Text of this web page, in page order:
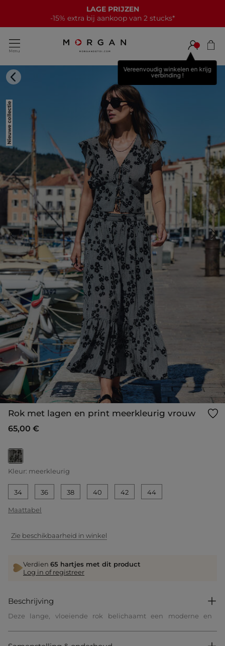
LAGE PRIJZEN
-15% extra bij aankoop van 2 stucks*
Vereenvoudig winkelen en krijg
verbinding !
Nieuwe collectie
Rok met lagen en print meerkleurig vrouw
65,00 €
geselecteerd
Kleur: meerkleurig
34 36 38 40 42 44
Maattabel
Zie beschikbaarheid in winkel
Verdien 65 hartjes met dit product
Log in of registreer
Beschrijving
Deze lange, vloeiende rok belichaamt een moderne en
touch toe, ideaal voor een verfijnde stijl in het dagelijks leven.